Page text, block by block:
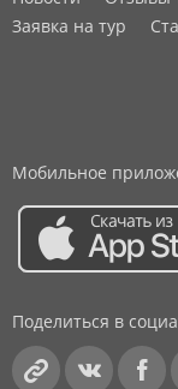
Заявка на тур
Мобильное
Поделиться в